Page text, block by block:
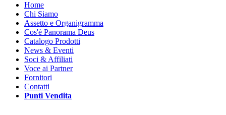
Home
Chi Siamo
Assetto e Organigramma
Cos'è Panorama Deus
Catalogo Prodotti
News & Eventi
Soci & Affiliati
Voce ai Partner
Fornitori
Contatti
Punti Vendita